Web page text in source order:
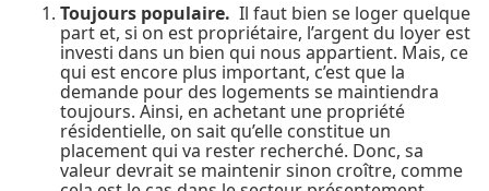
Toujours populaire. Il faut bien se loger quelque
part et, si on est propriétaire, l’argent du loyer est
investi dans un bien qui nous appartient. Mais, ce
qui est encore plus important, c’est que la
demande pour des logements se maintiendra
toujours. Ainsi, en achetant une propriété
résidentielle, on sait qu’elle constitue un
placement qui va rester recherché. Donc, sa
valeur devrait se maintenir sinon croître, comme